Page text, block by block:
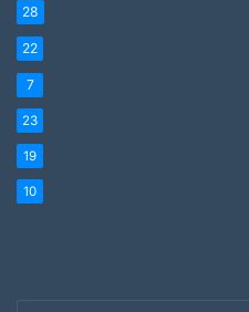
28
22
7
23
19
10